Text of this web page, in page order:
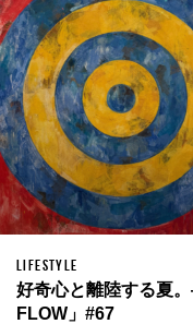
LIFESTYLE
好奇心と離陸する夏
FLOW」#67